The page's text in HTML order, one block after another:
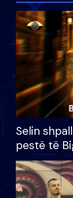
Selin
pestë të
çmimin e